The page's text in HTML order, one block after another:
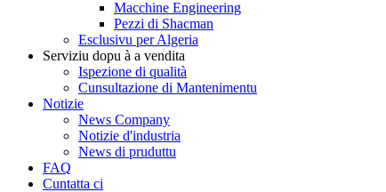
Macchine Engineering
Pezzi di Shacman
Esclusivu per Algeria
Serviziu dopu à a vendita
Ispezione di qualità
Cunsultazione di Mantenimentu
Notizie
News Company
Notizie d'industria
News di pruduttu
FAQ
Cuntatta ci